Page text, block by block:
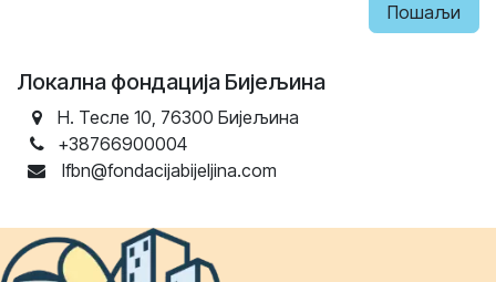
Пошаљи
Локална фондација Бијељина
Н. Тесле 10, 76300 Бијељина
+38766900004
lfbn@fondacijabijeljina.com